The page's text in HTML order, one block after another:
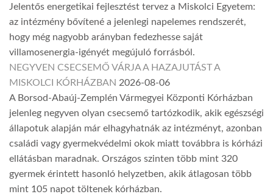
Jelentős energetikai fejlesztést tervez a Miskolci Egyetem:
az intézmény bővítené a jelenlegi napelemes rendszerét,
hogy még nagyobb arányban fedezhesse saját
villamosenergia-igényét megújuló forrásból.
NEGYVEN CSECSEMŐ VÁRJA A HAZAJUTÁST A
MISKOLCI KÓRHÁZBAN 2026-08-06
A Borsod-Abaúj-Zemplén Vármegyei Központi Kórházban
jelenleg negyven olyan csecsemő tartózkodik, akik egészségi
állapotuk alapján már elhagyhatnák az intézményt, azonban
családi vagy gyermekvédelmi okok miatt továbbra is kórházi
ellátásban maradnak. Országos szinten több mint 320
gyermek érintett hasonló helyzetben, akik átlagosan több
mint 105 napot töltenek kórházban.